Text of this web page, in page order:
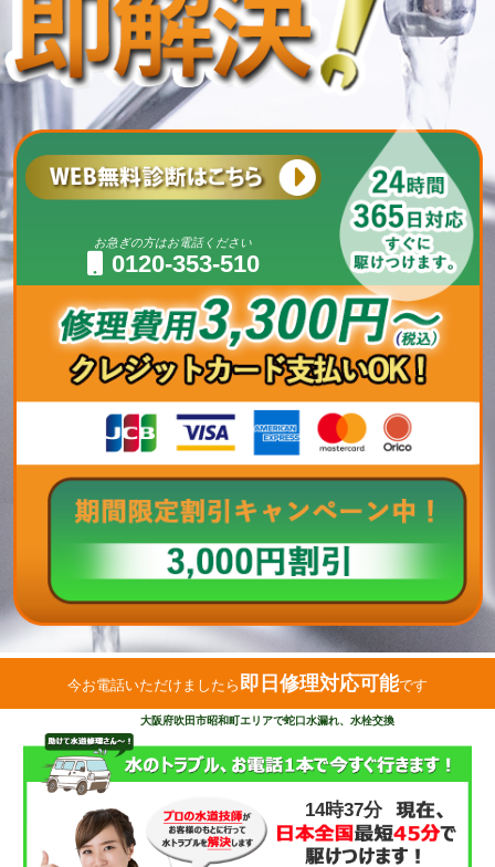
お急ぎの方はお電話ください
0120-353-510
今お電話いただけましたら 即日修理対応可能です
大阪府吹田市昭和町エリアで蛇口水漏れ、水栓交換
14時37分